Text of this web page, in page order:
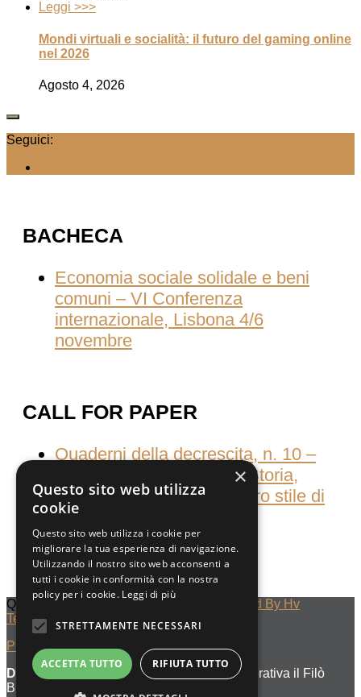
Leggi >>>
Mondi virtuali e socialità: il futuro del gaming online
nel 2026
Agosto 4, 2026
Seguici:
BACHECA
Economia sociale solidale e beni
comuni – VI Conferenza
internazionale, Lisbona 4/6
novembre
CALL FOR PAPER
Quaderni della decrescita, n. 10 –
Consumati dal consumo Storia,
culture e pratiche del nostro stile di
vita
Quaderni Della Decrescita © 2023
Designed By Hv
Technology
Privacy Policy
Denominazione di editore :
Società Cooperativa il Filò
BDES
×
Questo sito web utilizza
cookie
Questo sito web utilizza i cookie per
migliorare la tua esperienza di navigazione.
Utilizzando il nostro sito web acconsenti a
tutti i cookie in conformità con la nostra
policy per i cookie. Leggi di più
STRETTAMENTE NECESSARI
ACCETTA TUTTO RIFIUTA TUTTO